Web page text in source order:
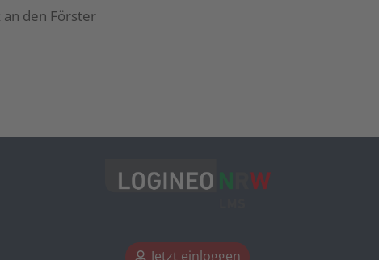
den Förster